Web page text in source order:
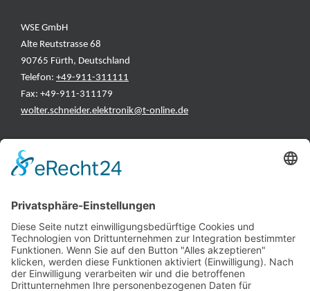
WSE GmbH
Alte Reutstrasse 68
90765 Fürth, Deutschland
Telefon: +49-911-311111
Fax: +49-911-311179
wolter.schneider.elektronik@t-online.de
INFORMATIONEN
Hersteller
Fehlerliste